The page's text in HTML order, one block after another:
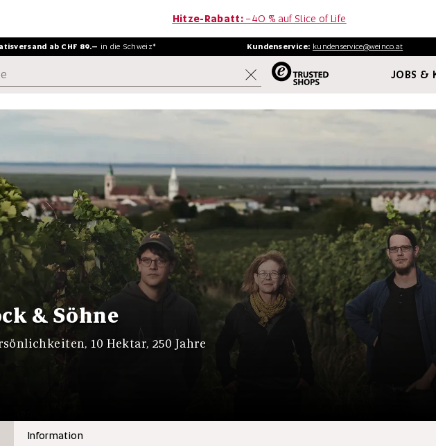
Hitze-Rabatt: −40 % auf Slice of Life
ab CHF 89.– in die Schweiz* Kundenservice: kundenservice@weinco.at
JOBS &
WEINE FINE WINE AKTIONEN
& Söhne
10 Hektar, 250 Jahre
Information